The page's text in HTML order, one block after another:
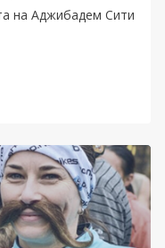
на Аджибадем Сити